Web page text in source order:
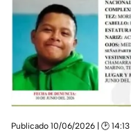
Publicado 10/06/2026 | 🕑 14:13